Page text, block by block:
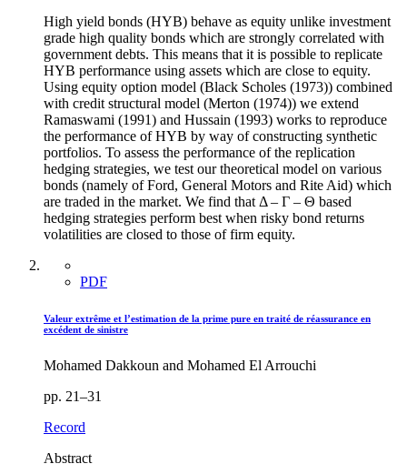
High yield bonds (HYB) behave as equity unlike investment
grade high quality bonds which are strongly correlated with
government debts. This means that it is possible to replicate
HYB performance using assets which are close to equity.
Using equity option model (Black Scholes (1973)) combined
with credit structural model (Merton (1974)) we extend
Ramaswami (1991) and Hussain (1993) works to reproduce
the performance of HYB by way of constructing synthetic
portfolios. To assess the performance of the replication
hedging strategies, we test our theoretical model on various
bonds (namely of Ford, General Motors and Rite Aid) which
are traded in the market. We find that Δ – Γ – Θ based
hedging strategies perform best when risky bond returns
volatilities are closed to those of firm equity.
PDF
Valeur extrême et l’estimation de la prime pure en traité de réassurance en
excédent de sinistre
Mohamed Dakkoun and Mohamed El Arrouchi
pp. 21–31
Record
Abstract